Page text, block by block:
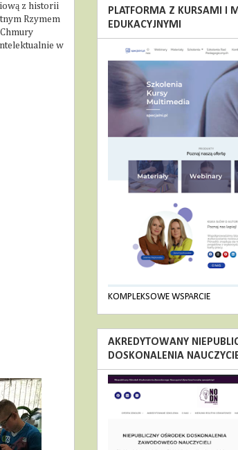
z historii
Rzymem
w
PLATFORMA Z KURSAMI I
EDUKACYJNYMI
KOMPLEKSOWE WSPARCIE
AKREDYTOWANY
DOSKONALENIA